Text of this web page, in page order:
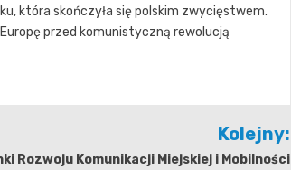
która skończyła się polskim zwycięstwem.
przed komunistyczną rewolucją
Kolejny:
Rozwoju Komunikacji Miejskiej i Mobilności